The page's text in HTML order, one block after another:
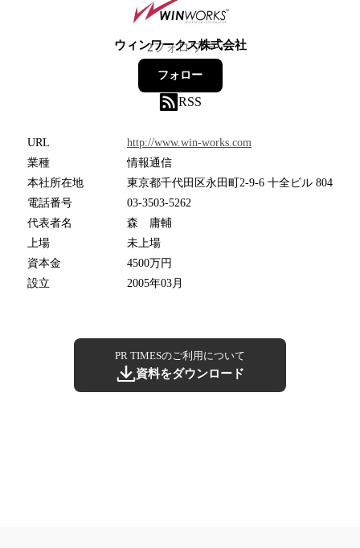
ウィンワークス株式会社
2フォロワー
フォロー
RSS
URL
http://www.win-works.com
業種
情報通信
本社所在地
東京都千代田区永田町2-9-6 十全ビル 804
電話番号
03-3503-5262
代表者名
森 庸輔
上場
未上場
資本金
4500万円
設立
2005年03月
PR TIMESのご利用について
資料をダウンロード